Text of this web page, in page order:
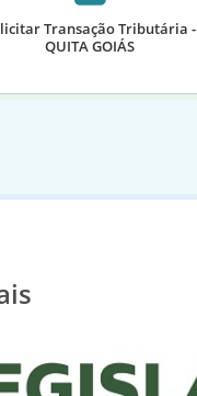
Transação Tributária -
QUITA GOIÁS